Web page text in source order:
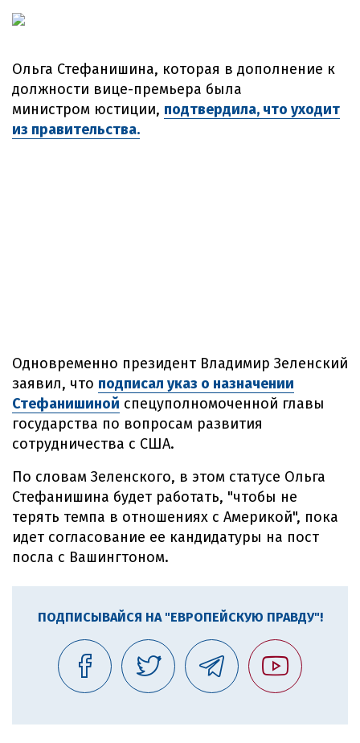
Ольга Стефанишина, которая в дополнение к
должности вице-премьера была
министром юстиции, подтвердила, что уходит
из правительства.
Одновременно президент Владимир Зеленский
заявил, что подписал указ о назначении
Стефанишиной спецуполномоченной главы
государства по вопросам развития
сотрудничества с США.
По словам Зеленского, в этом статусе Ольга
Стефанишина будет работать, "чтобы не
терять темпа в отношениях с Америкой", пока
идет согласование ее кандидатуры на пост
посла с Вашингтоном.
ПОДПИСЫВАЙСЯ НА "ЕВРОПЕЙСКУЮ ПРАВДУ"!